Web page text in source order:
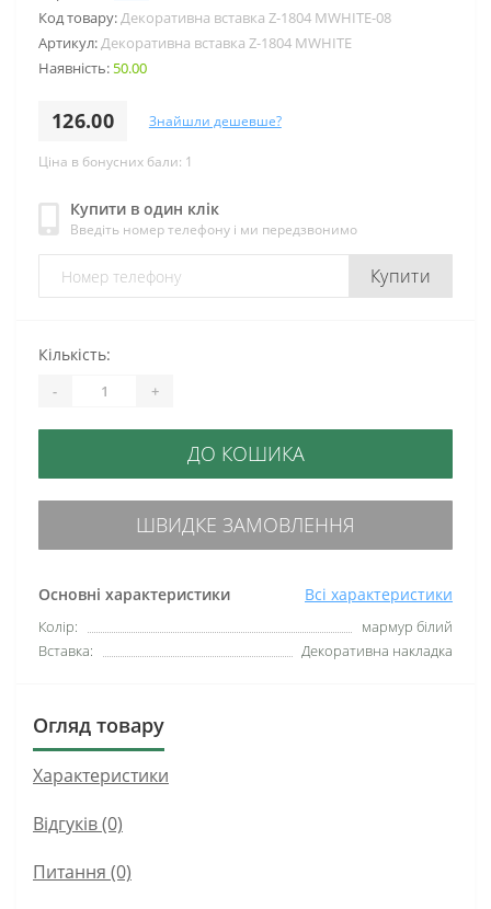
Код товару:Декоративна вставка Z-1804 MWHITE-08
Артикул:Декоративна вставка Z-1804 MWHITE
Наявність: 50.00
126.00 Знайшли дешевше?
Ціна в бонусних бали: 1
Купити в один клік
Введіть номер телефону і ми передзвонимо
Купити
Основні характеристики Всі характеристики
Колір:
мармур білий
Вставка:
Декоративна накладка
Кількість:
- +
ДО КОШИКА
ШВИДКЕ ЗАМОВЛЕННЯ
Огляд товару
Характеристики
Відгуків (0)
Питання (0)